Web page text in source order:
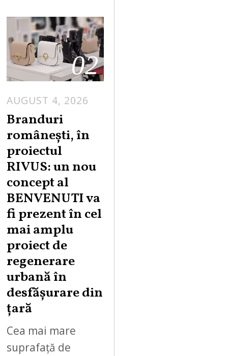
02
AUGUST 4, 2026
Branduri
românești, în
proiectul
RIVUS: un nou
concept al
BENVENUTI va
fi prezent în cel
mai amplu
proiect de
regenerare
urbană în
desfășurare din
țară
Cea mai mare
suprafață de